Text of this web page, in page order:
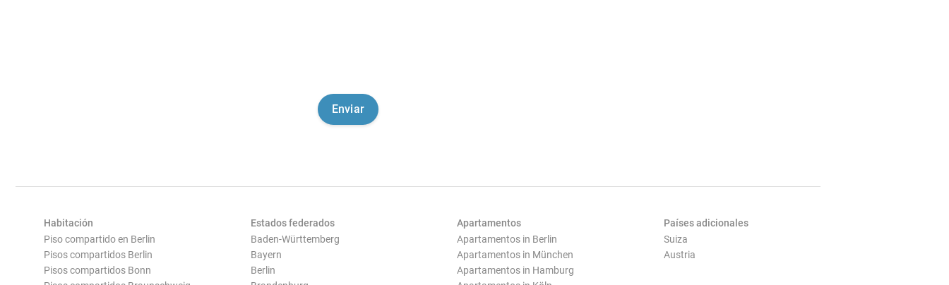
Habitación
Piso compartido en Berlin
Pisos compartidos Berlin
Pisos compartidos Bonn
Estados federados
Baden-Württemberg
Bayern
Berlin
Apartamentos
Apartamentos in Berlin
Apartamentos in München
Apartamentos in Hamburg
Países adicionales
Suiza
Austria